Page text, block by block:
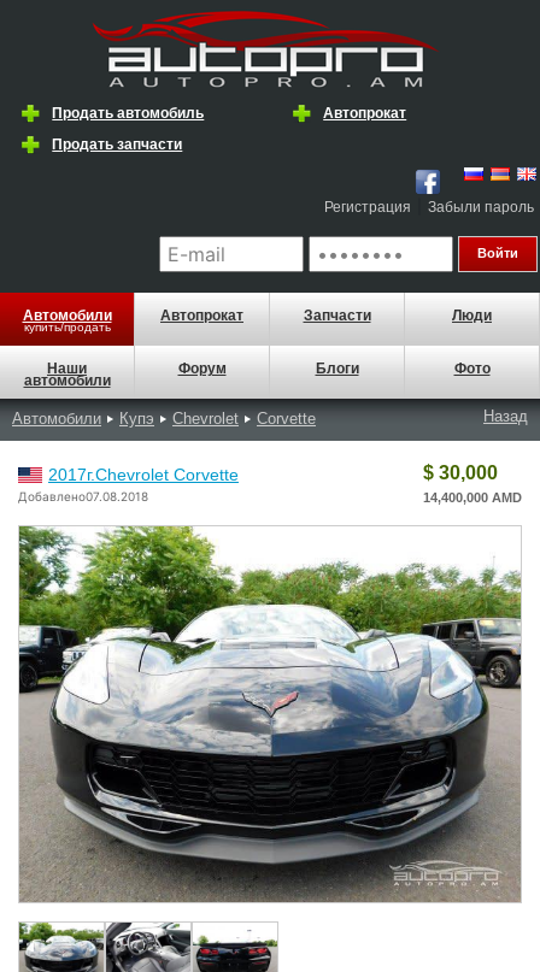
Продать автомобиль
Автопрокат
Продать запчасти
Регистрация Забыли пароль
Автомобили
купить/продать
Автопрокат Запчасти Люди
Наши
автомобили
Форум Блоги Фото
Автомобили Купэ Chevrolet Corvette Назад
2017г.Chevrolet Corvette
Добавлено07.08.2018
$ 30,000
14,400,000 AMD